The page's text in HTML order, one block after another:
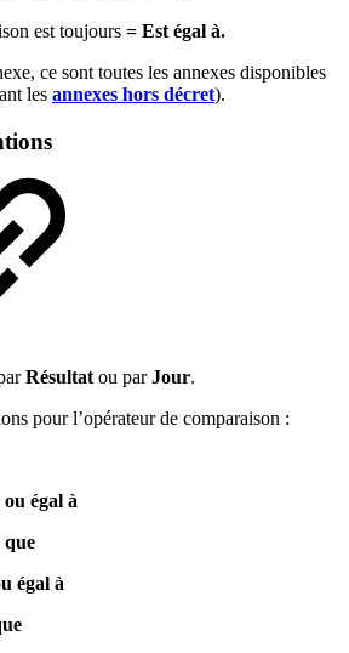
est toujours = Est égal à.
ce sont toutes les annexes disponibles
les annexes hors décret).
Résultat ou parJour.
pour l’opérateur de comparaison :
égal à
que
égal à